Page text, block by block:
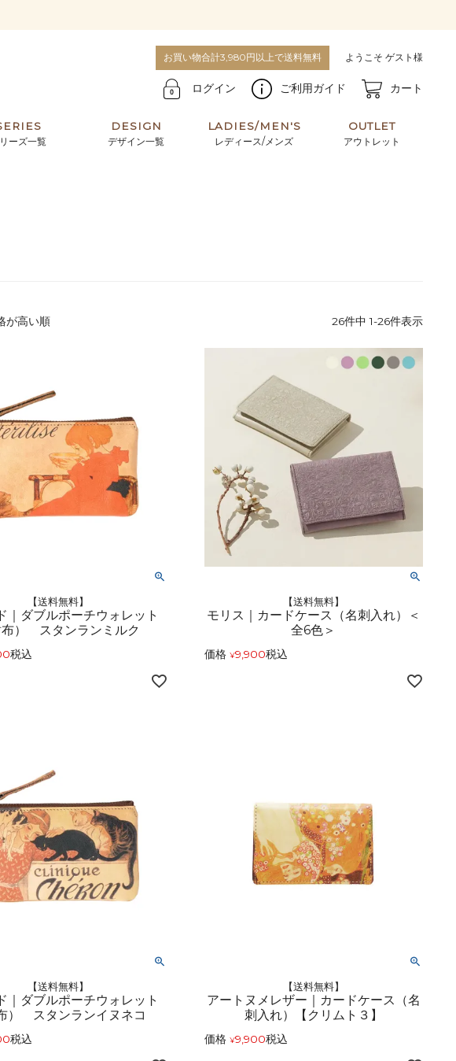
お買い物合計3,980円以上で送料無料 ようこそ ゲスト様
ログイン ご利用ガイド カート
ーズ一覧
DESIGN
デザイン一覧
LADIES/MEN'S
レディース/メンズ
OUTLET
アウトレット
が高い順 26件中 1-26件表示
【送料無料】
｜ダブルポーチウォレット
布） スタンランミルク
税込
【送料無料】
モリス｜カードケース（名刺入れ）＜
全6色＞
価格 ¥9,900税込
【送料無料】
｜ダブルポーチウォレット
） スタンランイヌネコ
税込
【送料無料】
アートヌメレザー｜カードケース（名
刺入れ）【クリムト３】
価格 ¥9,900税込